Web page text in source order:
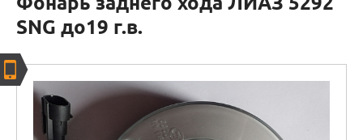
SNG до19 г.в.
КОРЗИНА